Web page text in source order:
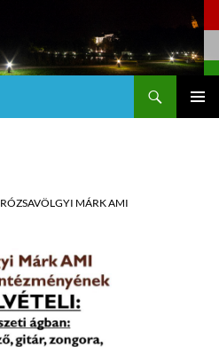
RÓZSAVÖLGYI MÁRK AMI